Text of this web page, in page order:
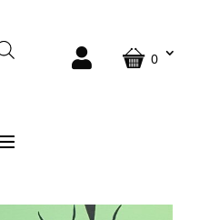
0